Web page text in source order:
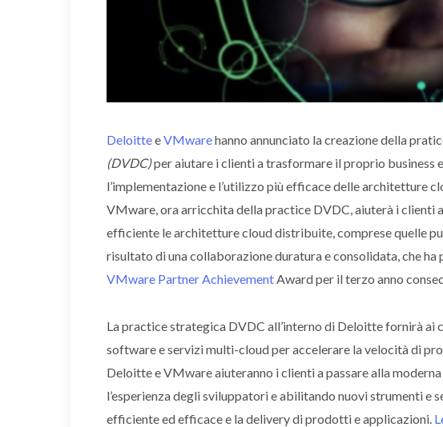
DeloitteeVMwarehanno annunciato la creazione della
(DVDC)per aiutare i clienti a trasformare il proprio business
l’implementazione e l’utilizzo più efficace delle architetture
VMware, ora arricchita della practice DVDC, aiuterà i clienti
efficiente le architetture cloud distribuite, comprese quelle
risultato di una collaborazione duratura e consolidata, che
VMware Partner AchievementAward per il terzo anno
La practice strategica DVDC all’interno di Deloitte fornirà ai
software e servizi multi-cloud per accelerare la velocità di
Deloitte e VMware aiuteranno i clienti a passare alla
l’esperienza degli sviluppatori e abilitando nuovi strumenti e
efficiente ed efficace e la delivery di prodotti e applicazioni.